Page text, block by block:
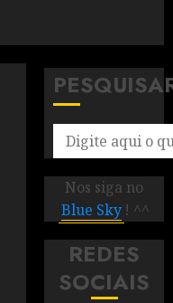
Nos siga no
Blue Sky ! ^^
REDES
SOCIAIS